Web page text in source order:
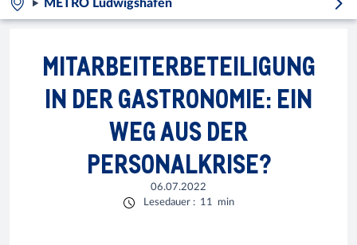
METRO Ludwigshafen
MITARBEITERBETEILIGUNG
IN DER GASTRONOMIE: EIN
WEG AUS DER
PERSONALKRISE?
06.07.2022
Lesedauer : 11 min